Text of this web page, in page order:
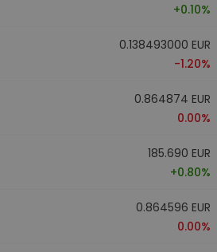
+0.10%
0.138493000 EUR
-1.20%
0.864874 EUR
0.00%
185.690 EUR
+0.80%
0.864596 EUR
0.00%